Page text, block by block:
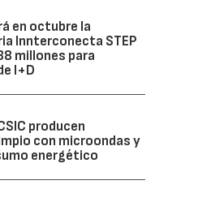
en octubre la
Innterconecta STEP
millones para
I+D
producen
con microondas y
energético